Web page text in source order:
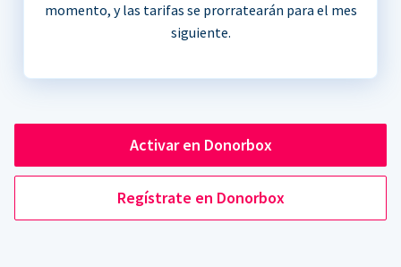
momento, y las tarifas se prorratearán para el mes
siguiente.
Activar en Donorbox
Regístrate en Donorbox